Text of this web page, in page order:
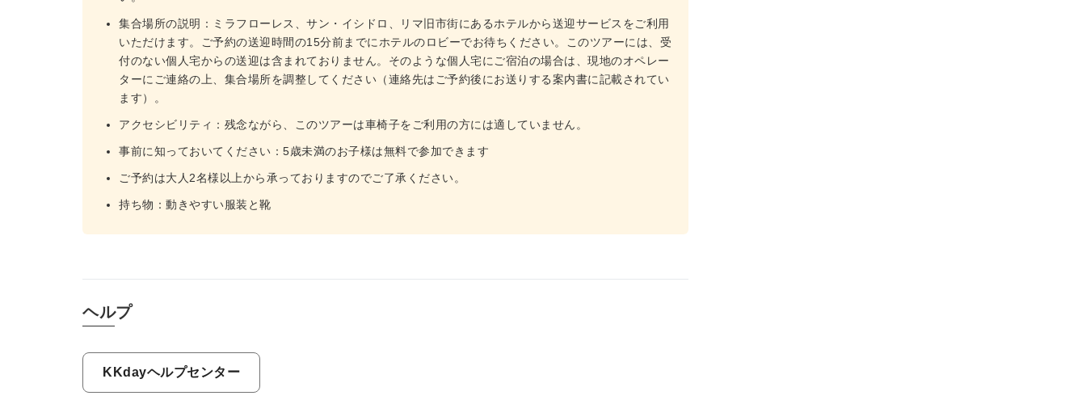
集合場所の説明：ミラフローレス、サン・イシドロ、リマ旧市街にあるホテルから送迎サービスをご利用
いただけます。ご予約の送迎時間の15分前までにホテルのロビーでお待ちください。このツアーには、受
付のない個人宅からの送迎は含まれておりません。そのような個人宅にご宿泊の場合は、現地のオペレー
ターにご連絡の上、集合場所を調整してください（連絡先はご予約後にお送りする案内書に記載されてい
ます）。
アクセシビリティ：残念ながら、このツアーは車椅子をご利用の方には適していません。
事前に知っておいてください：5歳未満のお子様は無料で参加できます
ご予約は大人2名様以上から承っておりますのでご了承ください。
持ち物：動きやすい服装と靴
ヘルプ
KKdayヘルプセンター